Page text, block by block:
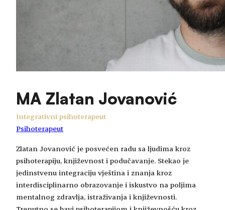
MA Zlatan Jovanović
Integrativni psihoterapeut
Psihoterapeut
Zlatan Jovanović je posvećen radu sa ljudima kroz
psihoterapiju, književnost i podučavanje. Stekao je
jedinstvenu integraciju vještina i znanja kroz
interdisciplinarno obrazovanje i iskustvo na poljima
mentalnog zdravlja, istraživanja i književnosti.